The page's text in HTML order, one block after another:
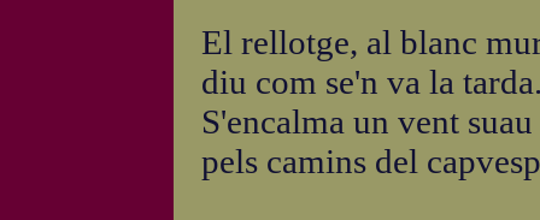
El rellotge, al blanc
diu com se'n va la
S'encalma un vent suau
pels camins del